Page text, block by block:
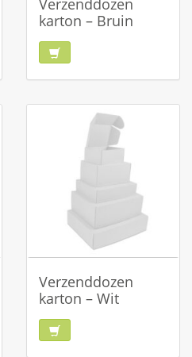
Verzenddozen
karton – Bruin
Verzenddozen
karton – Wit